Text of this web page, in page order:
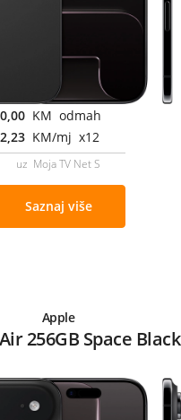
0,00 KM odmah
KM/mj x12
uz Moja TV Net S
Saznaj više
Apple
256GB Space Black